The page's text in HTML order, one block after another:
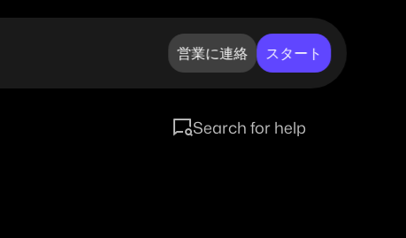
Search for help
営業に連絡 スタート